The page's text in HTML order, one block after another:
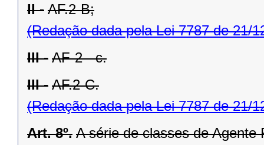
II - AF.2-B;
(Redação dada pela Lei 7787 de 21/
III - AF-2 - c.
III - AF.2-C.
(Redação dada pela Lei 7787 de 21/
Art. 8º. A série de classes de